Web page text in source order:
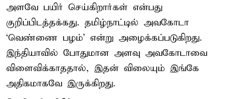
அளவே பயிர் செய்கிறார்கள் என்பது
குறிப்பிடத்தக்கது. தமிழ்நாட்டில் அவகோடா
‘வெண்ணை பழம்’ என்று அழைக்கப்படுகிறது.
இந்தியாவில் போதுமான அளவு அவகோடாவை
விளைவிக்காததால், இதன் விலையும் இங்கே
அதிகமாகவே இருக்கிறது.